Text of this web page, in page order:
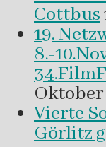
Cottbus
19.
8.-
Oktober
Vierte
Görlitz